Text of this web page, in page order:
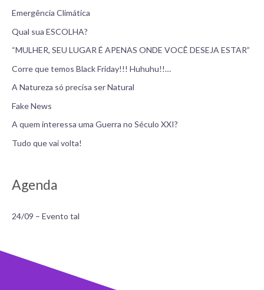
Emergência Climática
Qual sua ESCOLHA?
“MULHER, SEU LUGAR É APENAS ONDE VOCÊ DESEJA ESTAR”
Corre que temos Black Friday!!! Huhuhu!!…
A Natureza só precisa ser Natural
Fake News
A quem interessa uma Guerra no Século XXI?
Tudo que vai volta!
Agenda
24/09 – Evento tal